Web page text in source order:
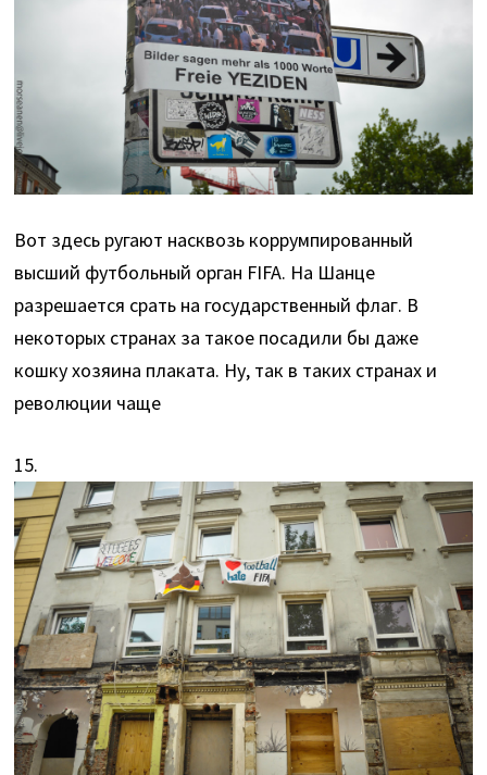
Вот здесь ругают насквозь коррумпированный
высший футбольный орган FIFA. На Шанце
разрешается срать на государственный флаг. В
некоторых странах за такое посадили бы даже
кошку хозяина плаката. Ну, так в таких странах и
революции чаще
15.